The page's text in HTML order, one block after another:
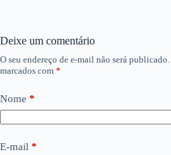
Deixe um comentário
O seu endereço de e-mail não será publicado.
marcados com *
Nome *
E-mail *